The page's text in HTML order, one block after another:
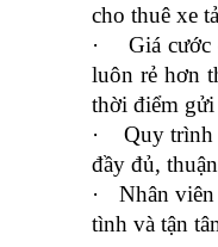
cho thuê xe
·
Giá
luôn rẻ hơn
thời điểm gửi
·
Quy trình
đầy đủ,
·
Nhân
tình và tận